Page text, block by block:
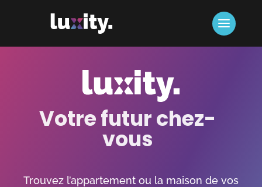
Votre futur chez-
vous
Trouvez l’appartement ou la maison de vos